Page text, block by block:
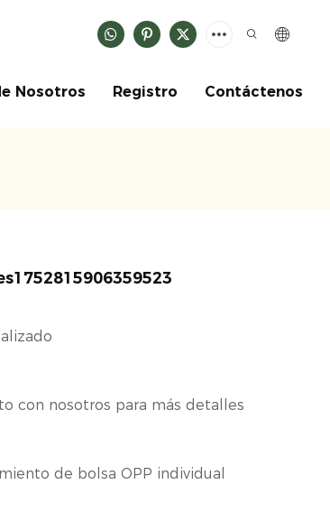
Nosotros Registro Contáctenos
con nosotros para más detalles
de bolsa OPP individual